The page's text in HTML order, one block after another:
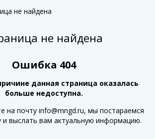
не найдена
не найдена
Ошибка 404
данная страница оказалась
больше недоступна.
на почту info@mngd.ru, мы постараемся
и выслать вам актуальную информацию.